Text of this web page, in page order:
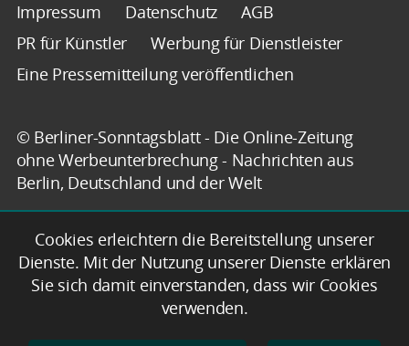
Impressum
Datenschutz
AGB
PR für Künstler
Werbung für Dienstleister
Eine Pressemitteilung veröffentlichen
© Berliner-Sonntagsblatt - Die Online-Zeitung
ohne Werbeunterbrechung - Nachrichten aus
Berlin, Deutschland und der Welt
Cookies erleichtern die Bereitstellung unserer
Dienste. Mit der Nutzung unserer Dienste erklären
Sie sich damit einverstanden, dass wir Cookies
verwenden.